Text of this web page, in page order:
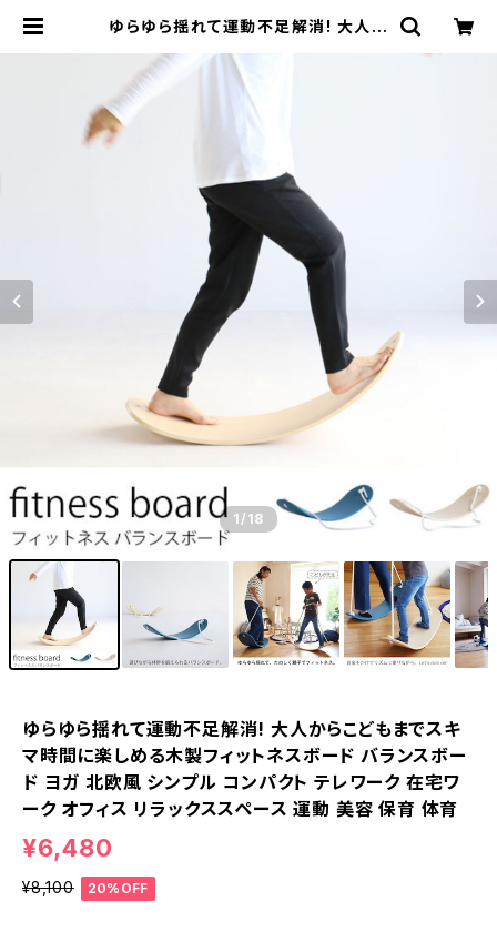
ゆらゆら揺れて運動不足解消! 大人か
製フィットネスボード バランスボード
ヨガ 北欧風 シンプル コンパクト テレ
ワーク 在宅ワーク オフィス リラック
ススペース 運動 美容 保育 体育 | カ
1 /18
ゆらゆら揺れて運動不足解消! 大人からこどもまでスキ
マ時間に楽しめる木製フィットネスボード バランスボー
ド ヨガ 北欧風 シンプル コンパクト テレワーク 在宅ワ
ーク オフィス リラックススペース 運動 美容 保育 体育
¥6,480
¥8,100 20%OFF